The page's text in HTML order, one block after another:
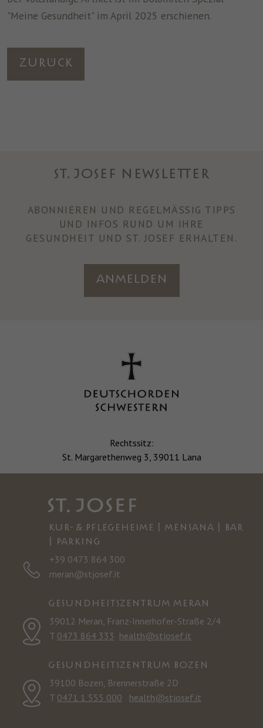
"Meine Gesundheit" im April 2025 erschienen.
Zurück
ST. JOSEF NEWSLETTER
ABONNIEREN UND REGELMÄSSIG TIPPS U
ND INFOS RUND UM IHRE
GESUNDHEIT UND ST. JOSEF ERHALTEN.
Anmelden
Rechtssitz:
St. Margarethenweg 3, 39011 Lana
KUR- & PFLEGEHEIME | MENSANA | BAR
| PARKING
+39 0473 864 300
meran@stjosef.it
GESUNDHEITSZENTRUM MERAN
39012 Meran, Franz-Innerhofer-Straße 2/4
T 0473 864 333 health@stjosef.it
GESUNDHEITSZENTRUM BOZEN
39100 Bozen, Brennerstraße 2D
T 0471 1 555 000 health@stjosef.it